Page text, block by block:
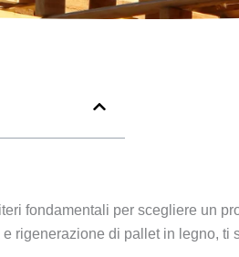
fondamentali per scegliere un
rigenerazione di pallet in legno, ti